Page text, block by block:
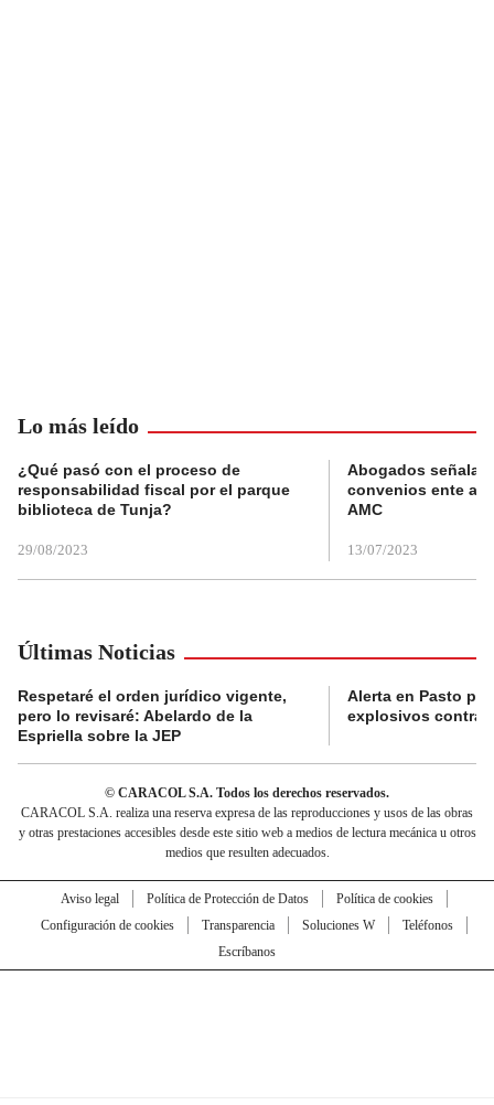
Lo más leído
¿Qué pasó con el proceso de
responsabilidad fiscal por el parque
biblioteca de Tunja?
29/08/2023
Abogados
convenios ente
AMC
13/07/2023
Últimas Noticias
Respetaré el orden jurídico vigente,
pero lo revisaré: Abelardo de la
Espriella sobre la JEP
Alerta en Pasto
explosivos contra
© CARACOL S.A. Todos los derechos reservados.
CARACOL S.A. realiza una reserva expresa de las reproducciones y usos de las obras
y otras prestaciones accesibles desde este sitio web a medios de lectura mecánica u otros
medios que resulten adecuados.
Aviso legal Política de Protección de Datos
Política de cookies
Configuración de cookies
Transparencia Soluciones W
Teléfonos
Escríbanos